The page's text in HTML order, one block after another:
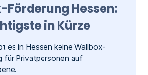
Hessen:
in Kürze
es in Hessen keine Wallbox-
für Privatpersonen auf